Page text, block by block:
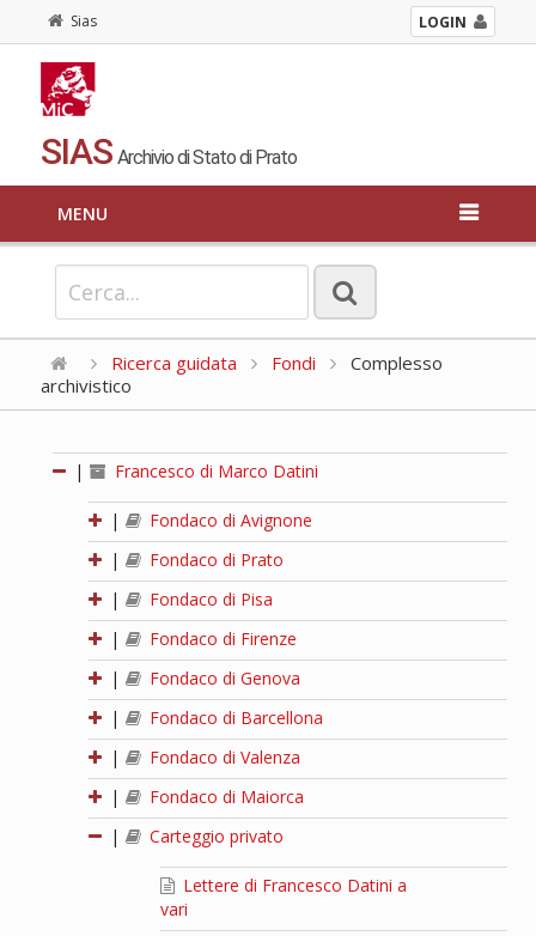
Sias LOGIN
SIAS Archivio di Stato di Prato
MENU
Ricerca guidata Fondi
Complesso
archivistico
| Francesco di Marco Datini
|
Fondaco di Avignone
|
Fondaco di Prato
|
Fondaco di Pisa
|
Fondaco di Firenze
|
Fondaco di Genova
|
Fondaco di Barcellona
|
Fondaco di Valenza
|
Fondaco di Maiorca
|
Carteggio privato
Lettere di Francesco Datini a
vari